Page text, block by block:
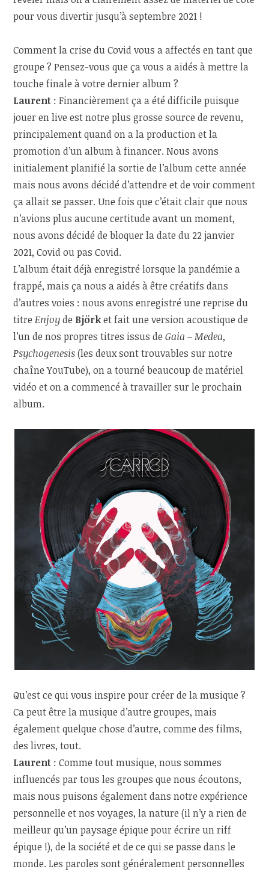
pour vous divertir jusqu’à septembre 2021 !
Comment la crise du Covid vous a affectés en tant que
groupe ? Pensez-vous que ça vous a aidés à mettre la
touche finale à votre dernier album ?
Laurent : Financièrement ça a été difficile puisque
jouer en live est notre plus grosse source de revenu,
principalement quand on a la production et la
promotion d’un album à financer. Nous avons
initialement planifié la sortie de l’album cette année
mais nous avons décidé d’attendre et de voir comment
ça allait se passer. Une fois que c’était clair que nous
n’avions plus aucune certitude avant un moment,
nous avons décidé de bloquer la date du 22 janvier
2021, Covid ou pas Covid.
L’album était déjà enregistré lorsque la pandémie a
frappé, mais ça nous a aidés à être créatifs dans
d’autres voies : nous avons enregistré une reprise du
titreEnjoyde Björket fait une version acoustique de
l’un de nos propres titres issus deGaia – Medea,
Psychogenesis(les deux sont trouvables sur notre
chaîne YouTube), on a tourné beaucoup de matériel
vidéo et on a commencé à travailler sur le prochain
album.
Qu’est ce qui vous inspire pour créer de la musique ?
Ca peut être la musique d’autre groupes, mais
également quelque chose d’autre, comme des films,
des livres, tout.
Laurent : Comme tout musique, nous sommes
influencés par tous les groupes que nous écoutons,
mais nous puisons également dans notre expérience
personnelle et nos voyages, la nature (il n’y a rien de
meilleur qu’un paysage épique pour écrire un riff
épique !), de la société et de ce qui se passe dans le
monde. Les paroles sont généralement personnelles